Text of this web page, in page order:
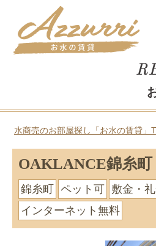
水商売のお部屋探し「お水の賃貸」
OAKLANCE錦糸
錦糸町 ペット可 敷金・
インターネット無料